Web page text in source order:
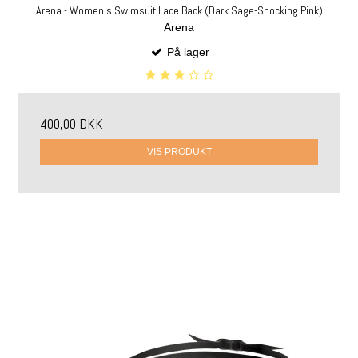
Arena - Women's Swimsuit Lace Back (Dark Sage-Shocking Pink)
Arena
På lager
400,00 DKK
VIS PRODUKT